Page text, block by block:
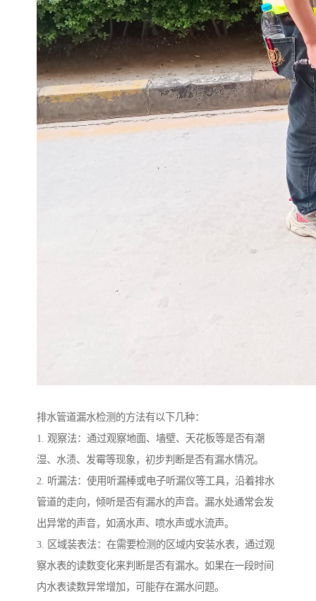
排水管道漏水检测的方法有以下几种：
1. 观察法：通过观察地面、墙壁、天花板等是否有潮
湿、水渍、发霉等现象，初步判断是否有漏水情况。
2. 听漏法：使用听漏棒或电子听漏仪等工具，沿着排水
管道的走向，倾听是否有漏水的声音。漏水处通常会发
出异常的声音，如滴水声、喷水声或水流声。
3. 区域装表法：在需要检测的区域内安装水表，通过观
察水表的读数变化来判断是否有漏水。如果在一段时间
内水表读数异常增加，可能存在漏水问题。